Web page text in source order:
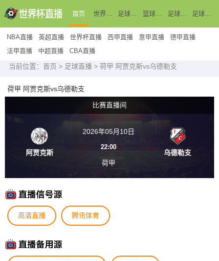
首页 世界杯直播 足球直播 篮球直播 足球新闻 足球录像
NBA直播 英超直播 世界杯直播 西甲直播 意甲直播
德甲直播
法甲直播
中超直播 CBA直播
当前位置： 首页 > 足球直播 > 荷甲 阿贾克斯vs乌德勒支
荷甲 阿贾克斯vs乌德勒支
比赛直播间
阿贾克斯
2026年05月10日
22:00
荷甲
乌德勒支
高清直播 腾讯体育